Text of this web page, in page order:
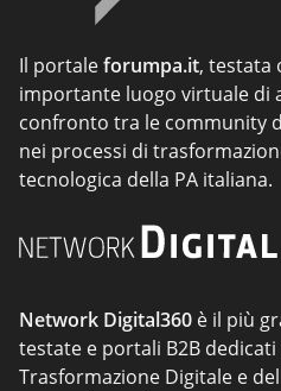
Il portaleforumpa.it, testata
importante luogo virtuale di
confronto tra le community
nei processi di
tecnologica della PA italiana.
Network Digital360 è il più
testate e portali B2B
Trasformazione Digitale e